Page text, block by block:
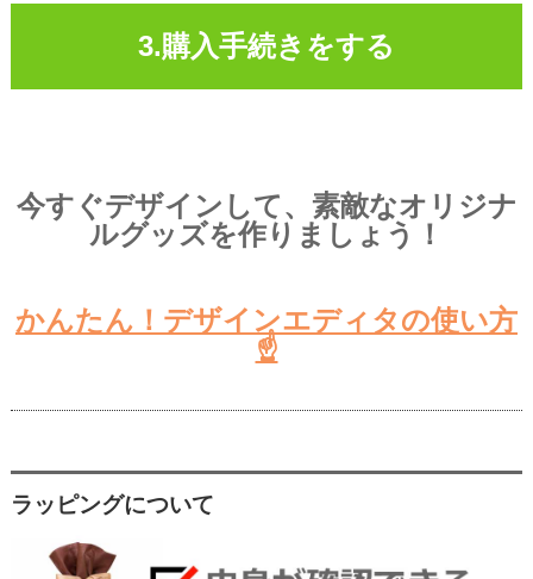
3.購入手続きをする
今すぐデザインして、素敵なオリジナ
ルグッズを作りましょう！
かんたん！デザインエディタの使い方
☝
ラッピングについて